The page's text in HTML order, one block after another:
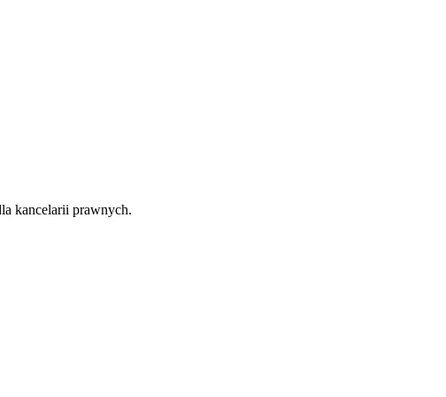
kancelarii prawnych.